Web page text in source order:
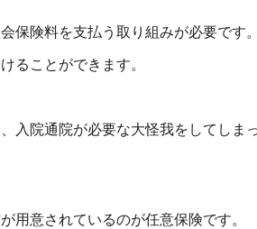
保険料を支払う取り組みが必要です。
ることができます。
入院通院が必要な大怪我をしてしま
用意されているのが任意保険です。